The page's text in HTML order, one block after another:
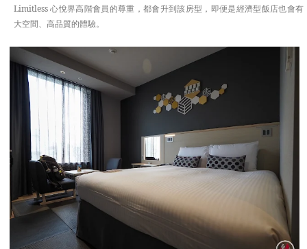
Limitless 心悅界高階會員的尊重，都會升到該房型，即便是經濟型飯店也會有
大空間、高品質的體驗。